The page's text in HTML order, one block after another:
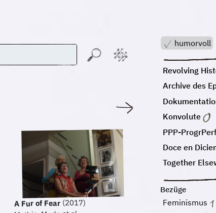
A Fur of Fear(2017)
humorvoll
Revolving
Archive des
Konvolute
PPP-
Doce en
Together
Bezüge
Feminismus